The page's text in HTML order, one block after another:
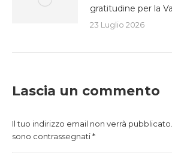
gratitudine per la
23 Luglio 2026
Lascia un commento
Il tuo indirizzo email non verrà
sono contrassegnati*